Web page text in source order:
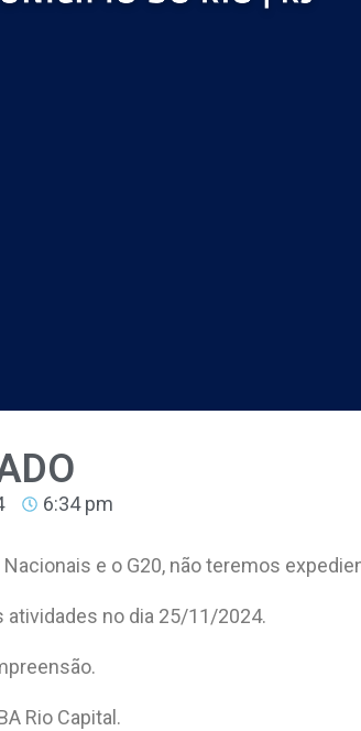
6:34 pm
e o G20, não teremos
atividades no dia 25/11/2024.
Rio Capital.